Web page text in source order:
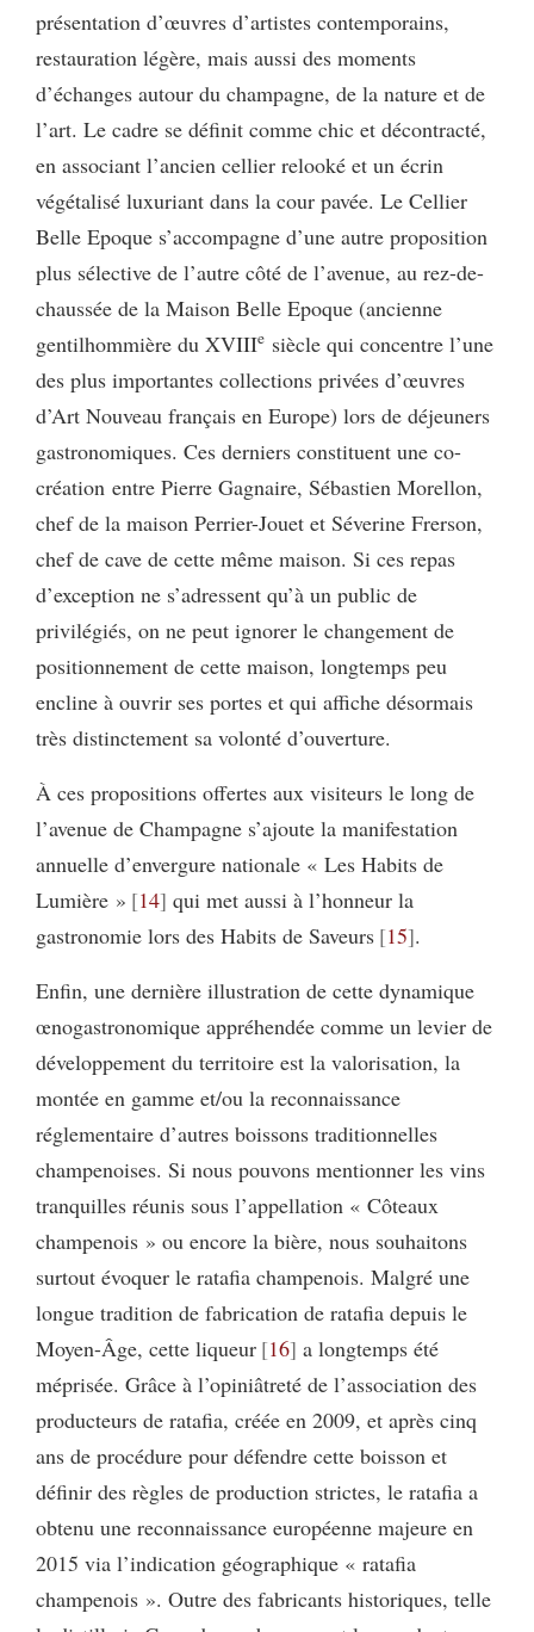
présentation d’œuvres d’artistes contemporains,
restauration légère, mais aussi des moments
d’échanges autour du champagne, de la nature et de
l’art. Le cadre se définit comme chic et décontracté,
en associant l’ancien cellier relooké et un écrin
végétalisé luxuriant dans la cour pavée. Le Cellier
Belle Epoque s’accompagne d’une autre proposition
plus sélective de l’autre côté de l’avenue, au rez-de-
chaussée de la Maison Belle Epoque (ancienne
gentilhommière du XVIIIe siècle qui concentre l’une
des plus importantes collections privées d’œuvres
d’Art Nouveau français en Europe) lors de déjeuners
gastronomiques. Ces derniers constituent une co-
création entre Pierre Gagnaire, Sébastien Morellon,
chef de la maison Perrier-Jouet et Séverine Frerson,
chef de cave de cette même maison. Si ces repas
d’exception ne s’adressent qu’à un public de
privilégiés, on ne peut ignorer le changement de
positionnement de cette maison, longtemps peu
encline à ouvrir ses portes et qui affiche désormais
très distinctement sa volonté d’ouverture.
À ces propositions offertes aux visiteurs le long de
l’avenue de Champagne s’ajoute la manifestation
annuelle d’envergure nationale « Les Habits de
Lumière » 14 qui met aussi à l’honneur la
gastronomie lors des Habits de Saveurs 15 .
Enfin, une dernière illustration de cette dynamique
œnogastronomique appréhendée comme un levier de
développement du territoire est la valorisation, la
montée en gamme et/ou la reconnaissance
réglementaire d’autres boissons traditionnelles
champenoises. Si nous pouvons mentionner les vins
tranquilles réunis sous l’appellation « Côteaux
champenois » ou encore la bière, nous souhaitons
surtout évoquer le ratafia champenois. Malgré une
longue tradition de fabrication de ratafia depuis le
Moyen-Âge, cette liqueur 16 a longtemps été
méprisée. Grâce à l’opiniâtreté de l’association des
producteurs de ratafia, créée en 2009, et après cinq
ans de procédure pour défendre cette boisson et
définir des règles de production strictes, le ratafia a
obtenu une reconnaissance européenne majeure en
2015 via l’indication géographique « ratafia
champenois ». Outre des fabricants historiques, telle